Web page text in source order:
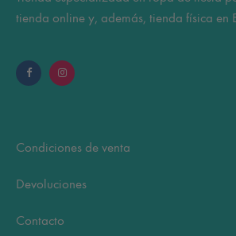
página
tienda online y, además, tienda física en
Condiciones de venta
Devoluciones
Contacto